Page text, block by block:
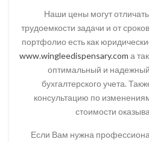
Наши цены могут
трудоемкости задачи и от
портфолио есть как
www.wingleedispensary.com а
оптимальный и
бухгалтерского учета.
консультацию по
стоимости
Если Вам нужна